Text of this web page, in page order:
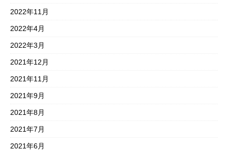
2022年11月
2022年4月
2022年3月
2021年12月
2021年11月
2021年9月
2021年8月
2021年7月
2021年6月